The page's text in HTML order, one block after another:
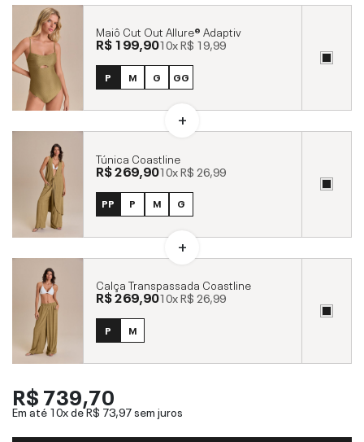
Maiô Cut Out Allure® Adaptiv
R$ 199,9010xR$ 19,99
P M G GG
Túnica Coastline
R$ 269,9010xR$ 26,99
PP P M G
Calça Transpassada Coastline
R$ 269,9010xR$ 26,99
P M
R$ 739,70
Em até 10x deR$ 73,97sem juros